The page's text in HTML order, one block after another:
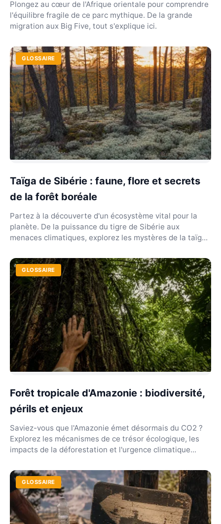
Plongez au cœur de l'Afrique orientale pour comprendre
l'équilibre fragile de ce parc mythique. De la grande
migration aux Big Five, tout s'explique ici.
GLOSSAIRE
Taïga de Sibérie : faune, flore et secrets
de la forêt boréale
Partez à la découverte d'un écosystème vital pour la
planète. De la puissance du tigre de Sibérie aux
menaces climatiques, explorez les mystères de la taïg...
GLOSSAIRE
Forêt tropicale d'Amazonie : biodiversité,
périls et enjeux
Saviez-vous que l'Amazonie émet désormais du CO2 ?
Explorez les mécanismes de ce trésor écologique, les
impacts de la déforestation et l'urgence climatique...
GLOSSAIRE